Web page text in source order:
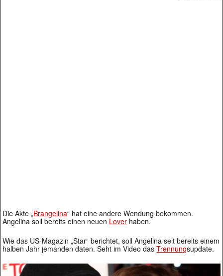
Die Akte „Brangelina“ hat eine andere Wendung bekommen.
Angelina soll bereits einen neuen Lover haben.
Wie das US-Magazin „Star“ berichtet, soll Angelina seit bereits einem
halben Jahr jemanden daten. Seht im Video dasTrennungsupdate.